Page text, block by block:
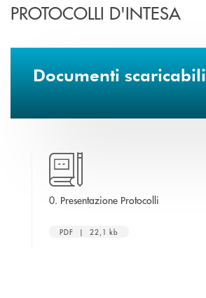
PROTOCOLLI D'INTESA
Documenti scaricabili
una nuova finestra0. Presentazione Protocolli
PDF | 22,1 kb